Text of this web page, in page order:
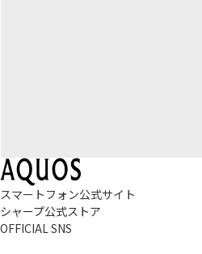
スマートフォン公式サイト
シャープ公式ストア
OFFICIAL SNS